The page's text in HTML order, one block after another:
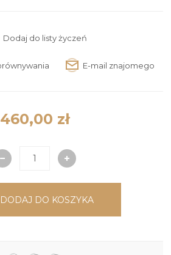
460,00 zł
DODAJ DO KOSZYKA